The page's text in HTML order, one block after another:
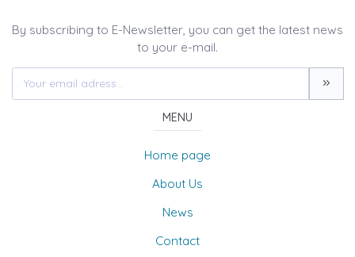
By subscribing to E-Newsletter, you can get the latest news
to your e-mail.
MENU
Home page
About Us
News
Contact